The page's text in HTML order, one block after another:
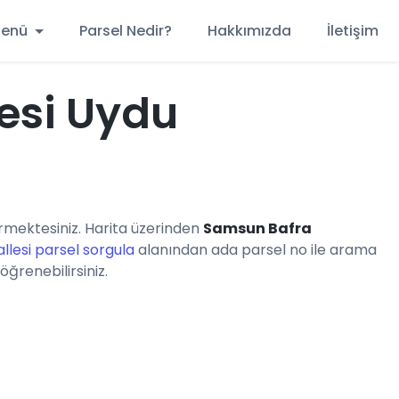
Parsel Nedir? Hakkımızda İletişim
Uydu
Harita üzerinden Samsun Bafra
parsel sorgulaalanından ada parsel no ile arama